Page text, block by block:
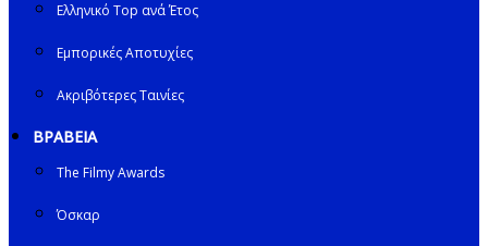
Ελληνικό Top ανά Έτος
Εμπορικές Αποτυχίες
Ακριβότερες Ταινίες
ΒΡΑΒΕΙΑ
The Filmy Awards
Όσκαρ